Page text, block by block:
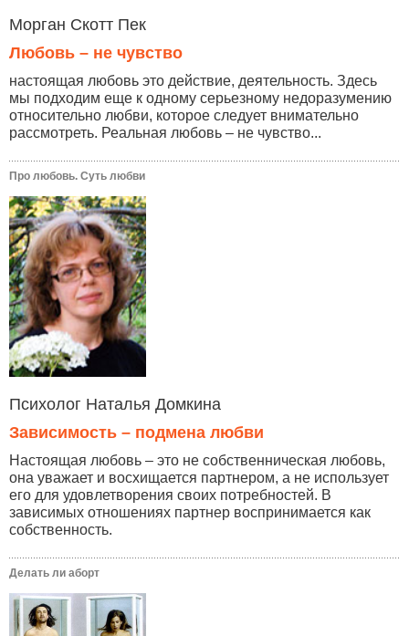
Морган Скотт Пек
Любовь – не чувство
настоящая любовь это действие, деятельность. Здесь
мы подходим еще к одному серьезному недоразумению
относительно любви, которое следует внимательно
рассмотреть. Реальная любовь – не чувство...
Про любовь. Суть любви
Психолог Наталья Домкина
Зависимость – подмена любви
Настоящая любовь – это не собственническая любовь,
она уважает и восхищается партнером, а не использует
его для удовлетворения своих потребностей. В
зависимых отношениях партнер воспринимается как
собственность.
Делать ли аборт